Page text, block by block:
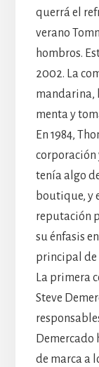
querrá el
verano
hombros.
2002. La
mandarina,
menta y
En 1984,
corporación
tenía algo
boutique, y
reputación
su énfasis
principal de
La primera
Steve
Demercado
de marca a